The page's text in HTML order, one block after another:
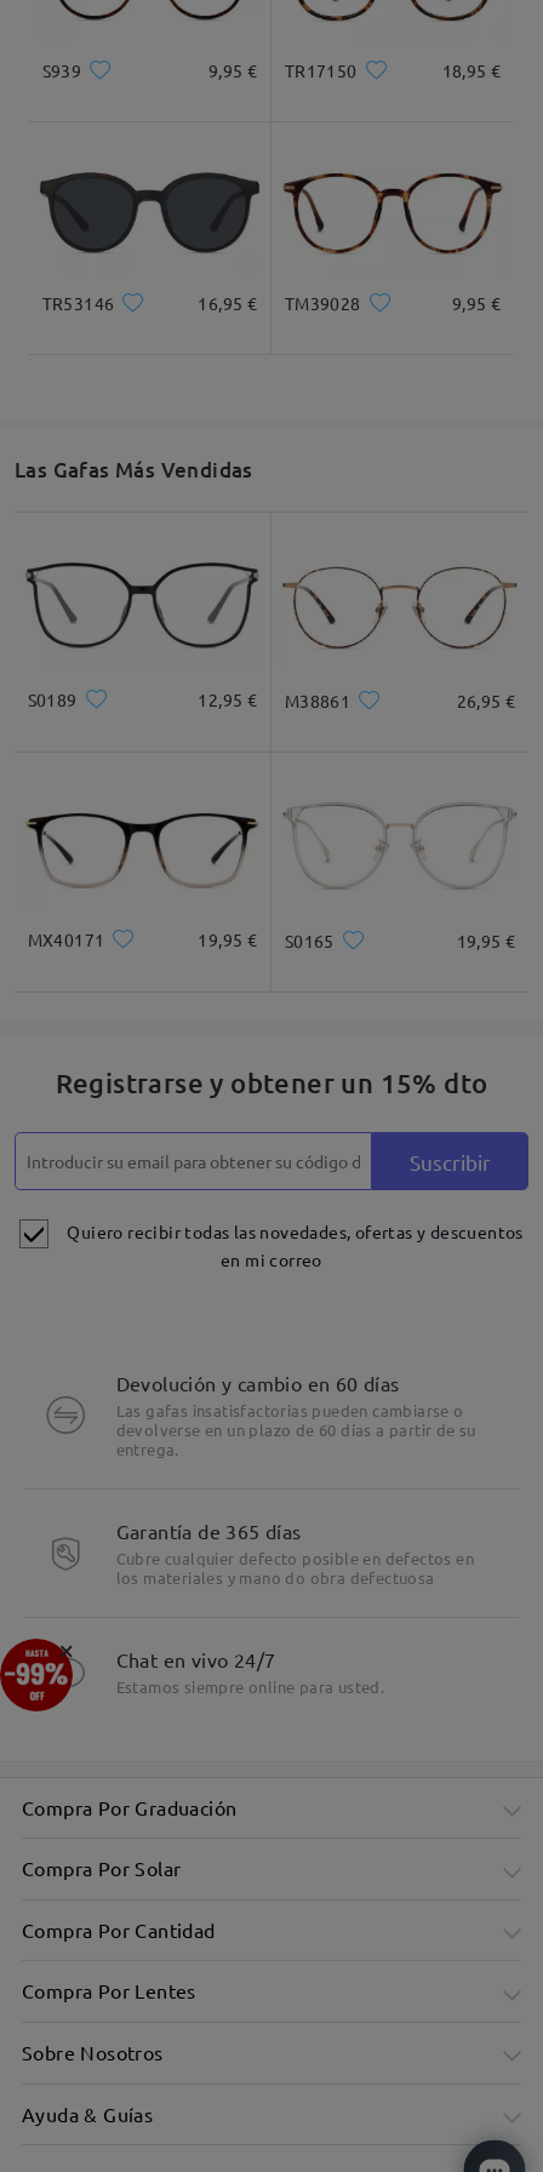
Tipo Rostro:
Corazón 18cm/7.09 plg.
Ancho Rostro:
14cm/5.51plg.
Dimensiones
48mm/ 1.89plg. 42mm/ 1.65plg. 23mm/ 0.91plg.
Cuadrada Redondo Corazón Diamante Ovalado
Detalles
S939 9,95 € TR17150 18,95 €
TR53146 16,95 € TM39028 9,95 €
Las Gafas Más Vendidas
S0189 12,95 € M38861 26,95 €
MX40171 19,95 € S0165 19,95 €
Registrarse y obtener un 15% dto
Suscribir
Quiero recibir todas las novedades, ofertas y descuentos
en mi correo
Devolución y cambio en 60 días
Las gafas insatisfactorias pueden cambiarse o
devolverse en un plazo de 60 días a partir de su
entrega.
Garantía de 365 días
Cubre cualquier defecto posible en defectos en
los materiales y mano do obra defectuosa
Chat en vivo 24/7
Estamos siempre online para usted.
Compra Por Graduación
Compra Por Solar
Compra Por Cantidad
Compra Por Lentes
Sobre Nosotros
Ayuda & Guías
×